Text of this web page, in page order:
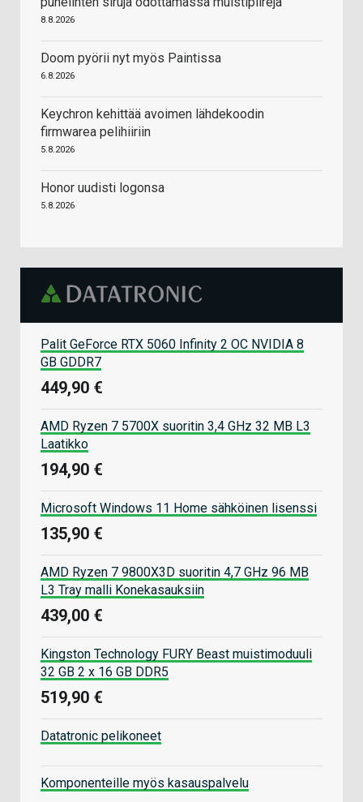
8.8.2026
Doom pyörii nyt myös Paintissa
6.8.2026
Keychron kehittää avoimen lähdekoodin
firmwarea pelihiiriin
5.8.2026
Honor uudisti logonsa
5.8.2026
Palit GeForce RTX 5060 Infinity 2 OC NVIDIA 8
GB GDDR7
449,90 €
AMD Ryzen 7 5700X suoritin 3,4 GHz 32 MB L3
Laatikko
194,90 €
Microsoft Windows 11 Home sähköinen lisenssi
135,90 €
AMD Ryzen 7 9800X3D suoritin 4,7 GHz 96 MB
L3 Tray malli Konekasauksiin
439,00 €
Kingston Technology FURY Beast muistimoduuli
32 GB 2 x 16 GB DDR5
519,90 €
Datatronic pelikoneet
Komponenteille myös kasauspalvelu